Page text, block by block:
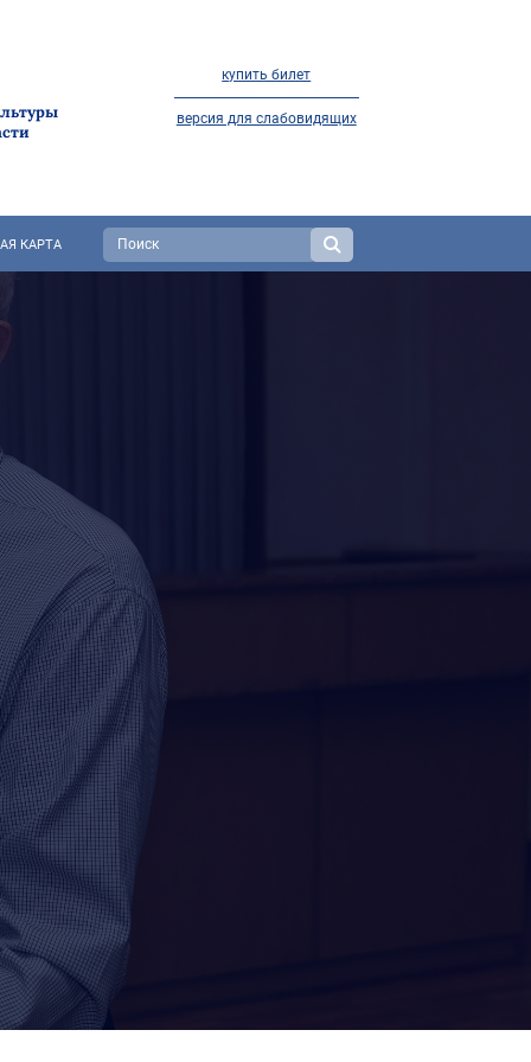
купить билет
версия для слабовидящих
КАРТА